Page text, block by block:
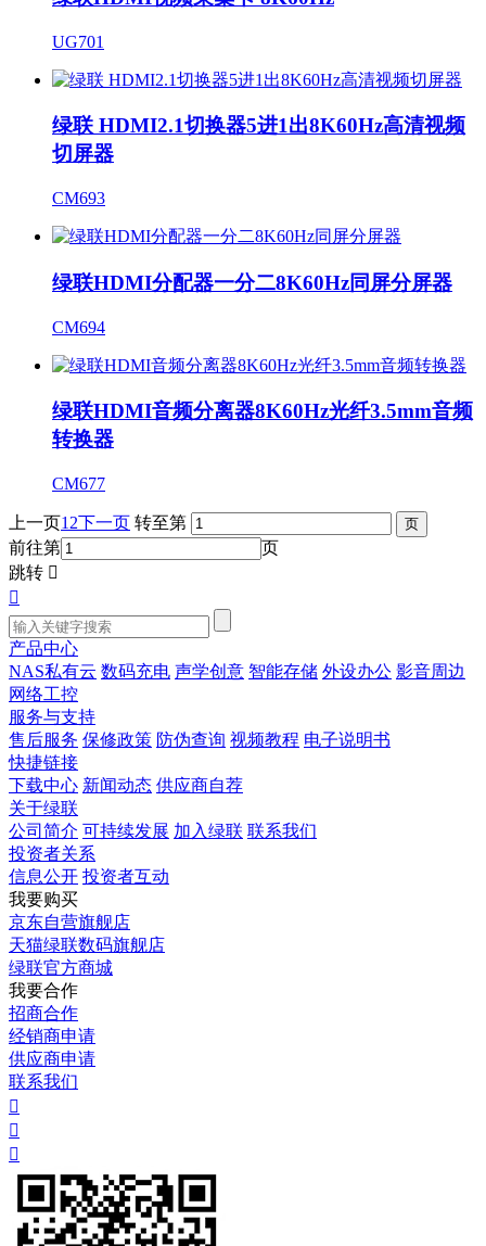
UG701
绿联 HDMI2.1切换器5进1出8K60Hz高清视频
切屏器
CM693
绿联HDMI分配器一分二8K60Hz同屏分屏器
CM694
绿联HDMI音频分离器8K60Hz光纤3.5mm音频
转换器
CM677
上一页1 2下一页 转至第
前往第
页
跳转 

产品中心
NAS私有云 数码充电 声学创意 智能存储 外设办公 影音周边
网络工控
服务与支持
售后服务 保修政策 防伪查询 视频教程 电子说明书
快捷链接
下载中心 新闻动态 供应商自荐
关于绿联
公司简介 可持续发展 加入绿联 联系我们
投资者关系
信息公开 投资者互动
我要购买
京东自营旗舰店
天猫绿联数码旗舰店
绿联官方商城
我要合作
招商合作
经销商申请
供应商申请
联系我们


